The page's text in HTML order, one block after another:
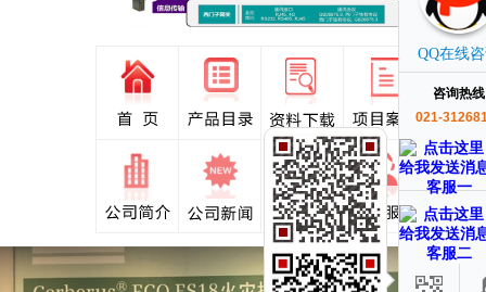
1 2 3
QQ在线
咨询热线
021-
客服一
客服二